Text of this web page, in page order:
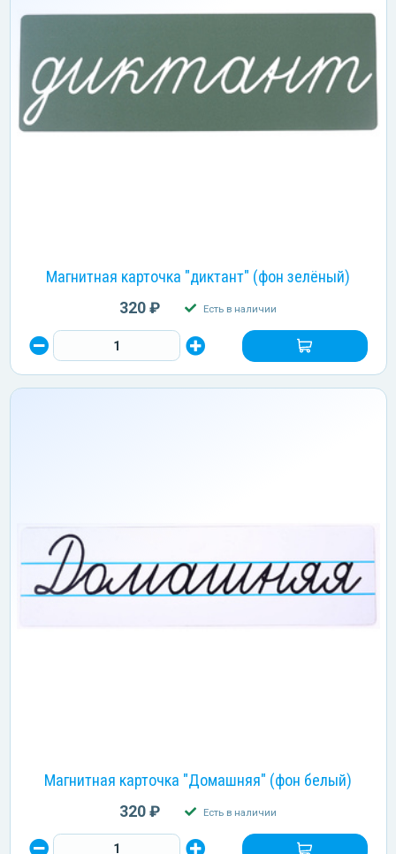
Магнитная карточка "диктант" (фон зелёный)
320 ₽ Есть в наличии
Магнитная карточка "Домашняя" (фон белый)
320 ₽ Есть в наличии